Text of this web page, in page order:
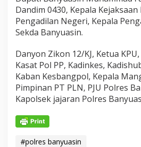
Dandim 0430, Kepala
Pengadilan Negeri, Kepala
Sekda Banyuasin.
Danyon Zikon 12/KJ, Ketua
Kasat Pol PP, Kadinkes,
Kaban Kesbangpol, Kepala
Pimpinan PT PLN, PJU Polres
Kapolsek jajaran Polres
#polres banyuasin